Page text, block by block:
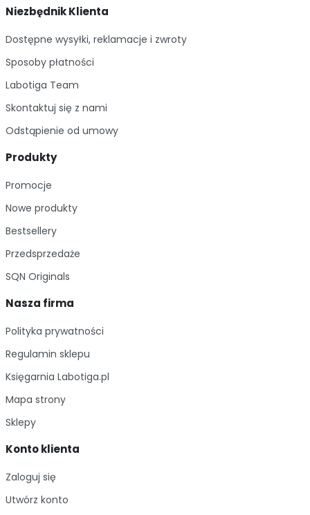
Niezbędnik Klienta
Dostępne wysyłki, reklamacje i zwroty
Sposoby płatności
Labotiga Team
Skontaktuj się z nami
Odstąpienie od umowy
Produkty
Promocje
Nowe produkty
Bestsellery
Przedsprzedaże
SQN Originals
Nasza firma
Polityka prywatności
Regulamin sklepu
Księgarnia Labotiga.pl
Mapa strony
Sklepy
Konto klienta
Zaloguj się
Utwórz konto